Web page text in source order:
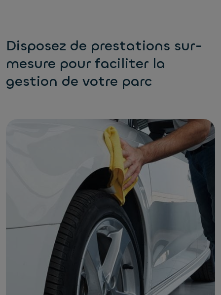
Disposez de prestations sur-
mesure pour faciliter la
gestion de votre parc